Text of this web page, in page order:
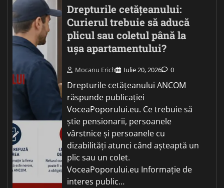
Drepturile cetățeanului:
Curierul trebuie să aducă
plicul sau coletul până la
ușa apartamentului?
Mocanu Erich Iulie 20, 2026 0
Drepturile cetățeanului ANCOM
răspunde publicației
VoceaPoporului.eu. Ce trebuie să
știe pensionarii, persoanele
vârstnice și persoanele cu
dizabilități atunci când așteaptă un
plic sau un colet.
VoceaPoporului.eu Informație de
interes public…